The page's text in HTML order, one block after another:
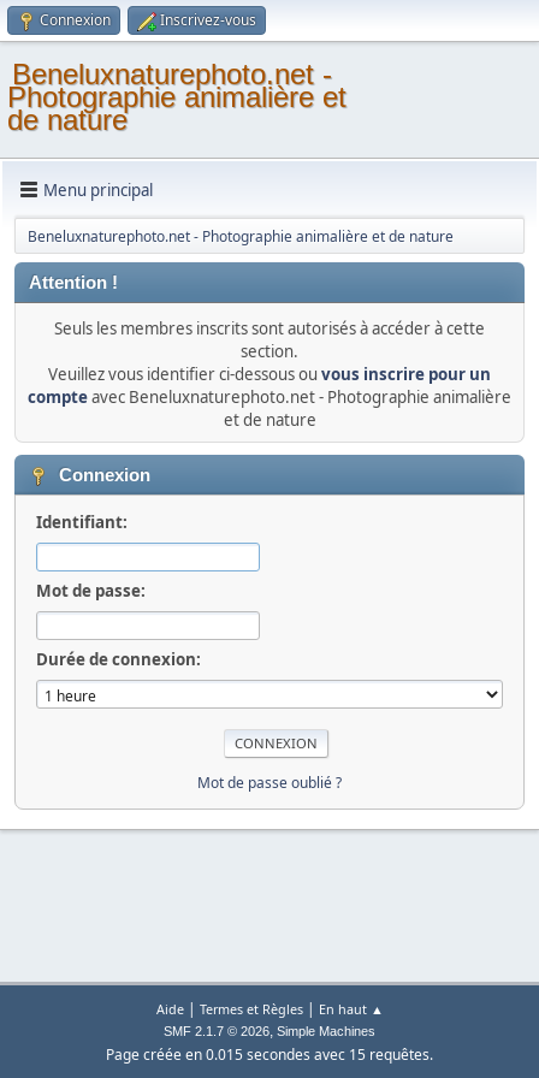
Connexion Inscrivez-vous
Beneluxnaturephoto.net -
Photographie animalière et
de nature
Menu principal
Beneluxnaturephoto.net - Photographie animalière et de nature
Attention !
Seuls les membres inscrits sont autorisés à accéder à cette
section.
Veuillez vous identifier ci-dessous ou vous inscrire pour un
compteavec Beneluxnaturephoto.net - Photographie animalière
et de nature
Connexion
Identifiant:
Mot de passe:
Durée de connexion:
Mot de passe oublié ?
Aide| Termes et Règles| En haut ▲
SMF 2.1.7 © 2026, Simple Machines
Page créée en 0.015 secondes avec 15 requêtes.